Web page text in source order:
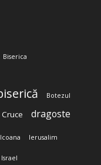
Biserica
Botezul
Cruce dragoste
Icoana Ierusalim
Israel